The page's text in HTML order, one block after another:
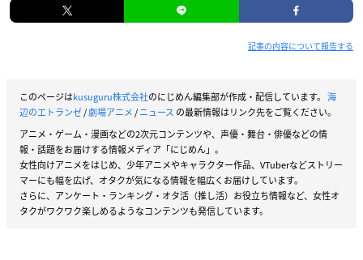
記事の内容について報告する
このページはkusuguru株式会社のにじめん編集部が作成・配信しています。 海
辺のエトランゼ/劇場アニメ/ニュース の最新情報はリンク先をご覧ください。
アニメ・ゲーム・漫画などの2次元コンテンツや、声優・舞台・俳優などの情
報・話題をお届けする情報メディア「にじめん」。
女性向けアニメをはじめ、少年アニメやキャラクター作品、VTuberなどストリー
マーにも幅を広げ、オタクが気になる情報を幅広くお届けしています。
さらに、アンケート・ランキング・オタ活（推し活）お役立ち情報など、女性オ
タクがワクワク楽しめるようなコンテンツも発信しています。